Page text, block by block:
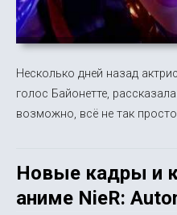
Несколько дней назад
голос Байонетте,
возможно, всё не так
Новые кадры и
аниме NieR: